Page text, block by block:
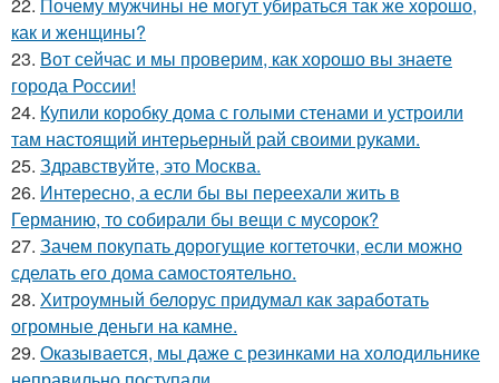
как и женщины?
23. Вот сейчас и мы проверим, как хорошо вы знаете
города России!
24. Купили коробку дома с голыми стенами и устроили
там настоящий интерьерный рай своими руками.
25. Здравствуйте, это Москва.
26. Интересно, а если бы вы переехали жить в
Германию, то собирали бы вещи с мусорок?
27. Зачем покупать дорогущие когтеточки, если можно
сделать его дома самостоятельно.
28. Хитроумный белорус придумал как заработать
огромные деньги на камне.
29. Оказывается, мы даже с резинками на холодильнике